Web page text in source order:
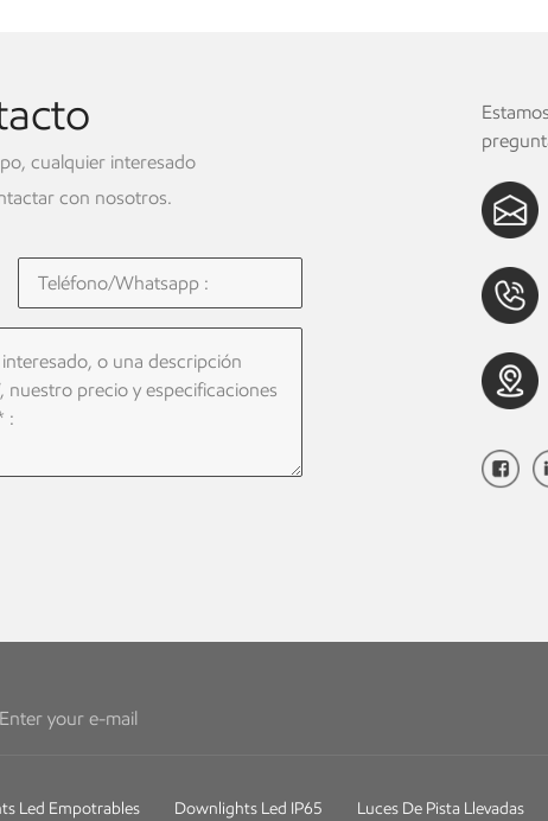
cualquier interesado
con nosotros.
Led Empotrables Downlights Led IP65 Luces De Pista Llevadas